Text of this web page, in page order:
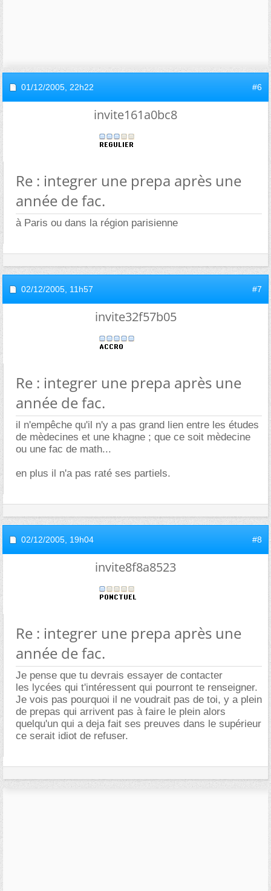
01/12/2005, 22h22 #6
invite161a0bc8
Re : integrer une prepa après une
année de fac.
à Paris ou dans la région parisienne
02/12/2005, 11h57 #7
invite32f57b05
Re : integrer une prepa après une
année de fac.
il n'empêche qu'il n'y a pas grand lien entre les études
de mèdecines et une khagne ; que ce soit mèdecine
ou une fac de math...
en plus il n'a pas raté ses partiels.
02/12/2005, 19h04 #8
invite8f8a8523
Re : integrer une prepa après une
année de fac.
Je pense que tu devrais essayer de contacter
les lycées qui t'intéressent qui pourront te renseigner.
Je vois pas pourquoi il ne voudrait pas de toi, y a plein
de prepas qui arrivent pas à faire le plein alors
quelqu'un qui a deja fait ses preuves dans le supérieur
ce serait idiot de refuser.